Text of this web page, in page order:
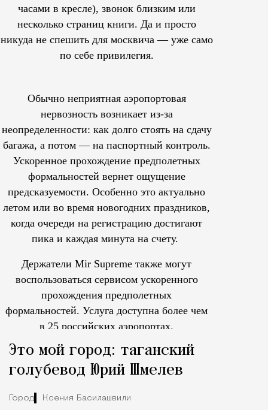
часами в кресле), звонок близким или
несколько страниц книги. Да и просто
никуда не спешить для москвича — уже само
по себе привилегия.
Обычно неприятная аэропортовая
нервозность возникает из-за
неопределенности: как долго стоять на сдачу
багажа, а потом — на паспортный контроль.
Ускоренное прохождение предполетных
формальностей вернет ощущение
предсказуемости. Особенно это актуально
летом или во время новогодних праздников,
когда очереди на регистрацию достигают
пика и каждая минута на счету.
Держатели Mir Supreme также могут
воспользоваться сервисом ускоренного
прохождения предполетных
формальностей. Услуга доступна более чем
в 25 российских аэропортах.
Это мой город: таганский
голубевод Юрий Шмелев
Город Ксения Басилашвили